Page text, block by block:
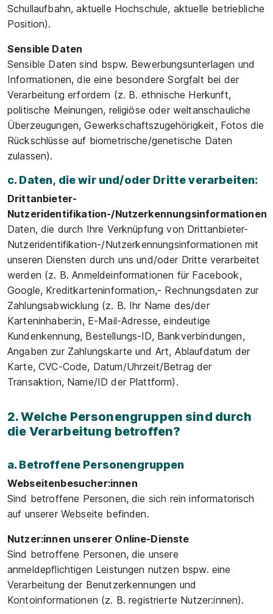
Schullaufbahn, aktuelle Hochschule, aktuelle betriebliche
Position).
Sensible Daten
Sensible Daten sind bspw. Bewerbungsunterlagen und
Informationen, die eine besondere Sorgfalt bei der
Verarbeitung erfordern (z. B. ethnische Herkunft,
politische Meinungen, religiöse oder weltanschauliche
Überzeugungen, Gewerkschaftszugehörigkeit, Fotos die
Rückschlüsse auf biometrische/genetische Daten
zulassen).
c. Daten, die wir und/oder Dritte verarbeiten:
Drittanbieter-
Nutzeridentifikation-/Nutzerkennungsinformationen
Daten, die durch Ihre Verknüpfung von Drittanbieter-
Nutzeridentifikation-/Nutzerkennungsinformationen mit
unseren Diensten durch uns und/oder Dritte verarbeitet
werden (z. B. Anmeldeinformationen für Facebook,
Google, Kreditkarteninformation,- Rechnungsdaten zur
Zahlungsabwicklung (z. B. Ihr Name des/der
Karteninhaber:in, E-Mail-Adresse, eindeutige
Kundenkennung, Bestellungs-ID, Bankverbindungen,
Angaben zur Zahlungskarte und Art, Ablaufdatum der
Karte, CVC-Code, Datum/Uhrzeit/Betrag der
Transaktion, Name/ID der Plattform).
2. Welche Personengruppen sind durch
die Verarbeitung betroffen?
a. Betroffene Personengruppen
Webseitenbesucher:innen
Sind betroffene Personen, die sich rein informatorisch
auf unserer Webseite befinden.
Nutzer:innen unserer Online-Dienste
Sind betroffene Personen, die unsere
anmeldepflichtigen Leistungen nutzen bspw. eine
Verarbeitung der Benutzerkennungen und
Kontoinformationen (z. B. registrierte Nutzer:innen).